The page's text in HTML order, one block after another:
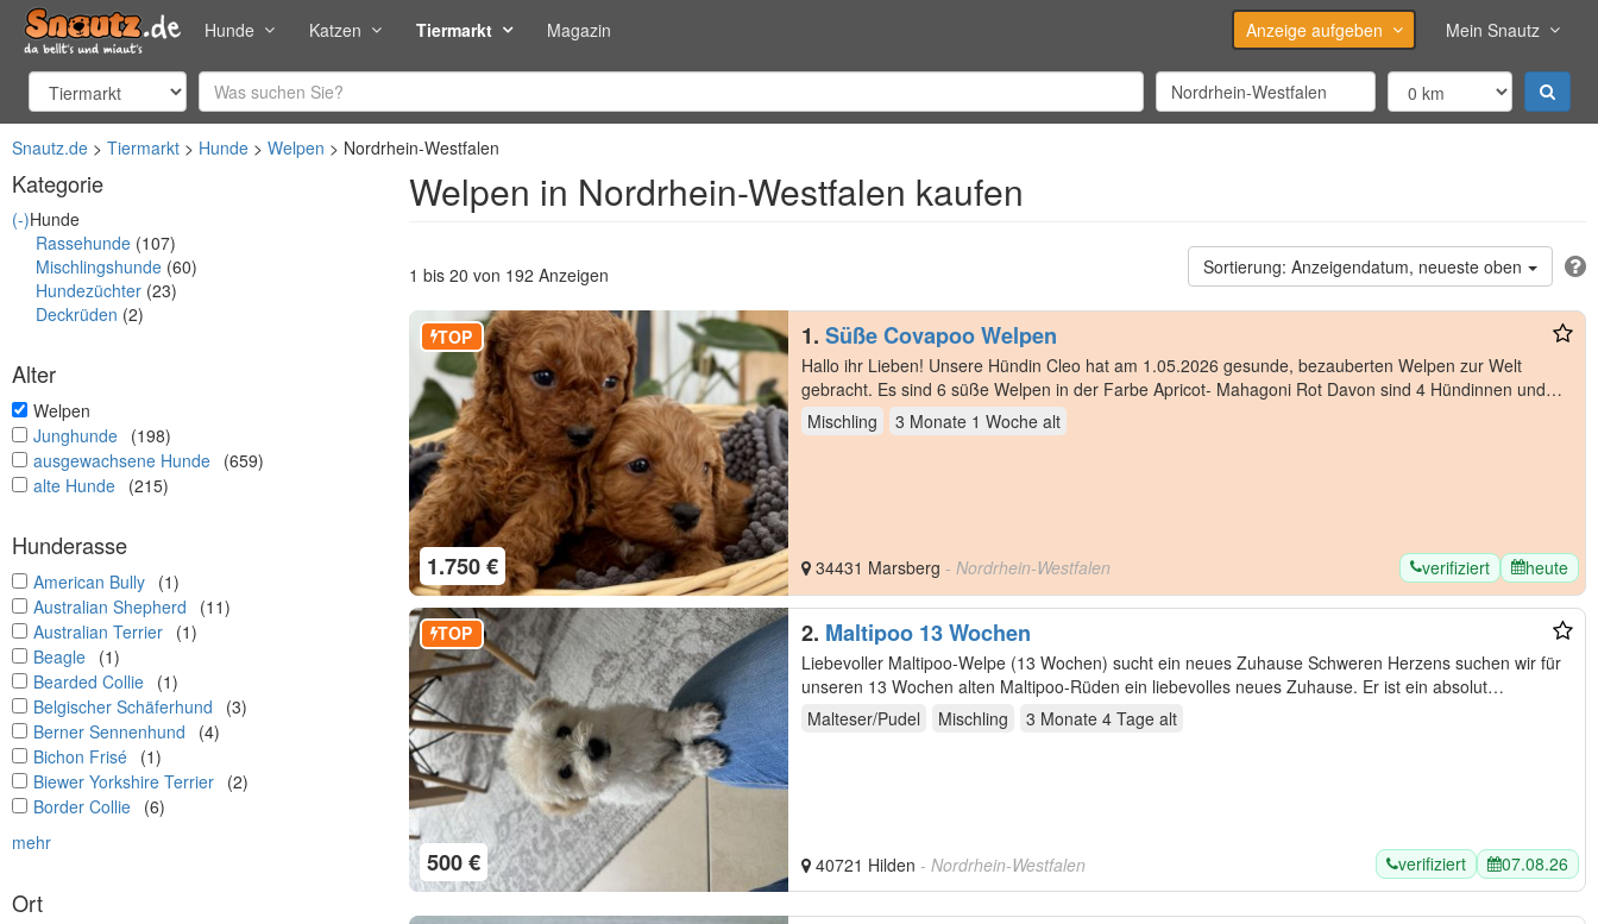
Hunde Katzen Tiermarkt Magazin Anzeige aufgeben Mein Snautz
Snautz.de Tiermarkt Hunde Welpen Nordrhein-Westfalen
Kategorie
(-)Hunde
Rassehunde (107)
Mischlingshunde (60)
Hundezüchter (23)
Deckrüden (2)
Alter
undefined
Welpen
undefined
Junghunde (198)
undefined
ausgewachsene Hunde (659)
undefined
alte Hunde (215)
Hunderasse
undefined
American Bully (1)
undefined
Australian Shepherd
(11)
undefined
Australian Terrier (1)
undefined
Beagle (1)
undefined
Bearded Collie (1)
undefined
Belgischer Schäferhund
(3)
undefined
Berner Sennenhund
(4)
undefined
Bichon Frisé (1)
undefined
Biewer Yorkshire Terrier (2)
undefined
Border Collie (6)
mehr
Ort
Welpen in Nordrhein-Westfalen kaufen
Anzeigendatum, neueste oben
1 bis 20 von 192 Anzeigen
1. Süße Covapoo Welpen
1.750 €
TOP
Hallo ihr Lieben! Unsere Hündin Cleo hat am 1.05.2026 gesunde, bezauberten Welpen zur Welt
gebracht. Es sind 6 süße Welpen in der Farbe Apricot- Mahagoni Rot Davon sind 4 Hündinnen und
2…
Mischling 3 Monate 1 Woche alt
34431 Marsberg - Nordrhein-Westfalen verifiziert heute
2. Maltipoo 13 Wochen
500 €
TOP
Liebevoller Maltipoo-Welpe (13 Wochen) sucht ein neues Zuhause Schweren Herzens suchen wir für
unseren 13 Wochen alten Maltipoo-Rüden ein liebevolles neues Zuhause. Er ist ein absolut…
Malteser/Pudel
Mischling 3 Monate 4 Tage alt
40721 Hilden - Nordrhein-Westfalen verifiziert 07.08.26